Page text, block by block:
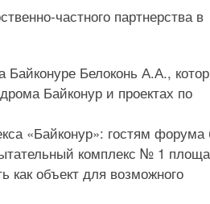
частного партнерства в
Белоконь А.А.,
Байконур и проектах по
«Байконур»: гостям
комплекс № 1
как объект для возможного